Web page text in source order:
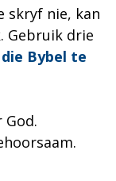
skryf nie, kan
Gebruik drie
Bybel te
God.